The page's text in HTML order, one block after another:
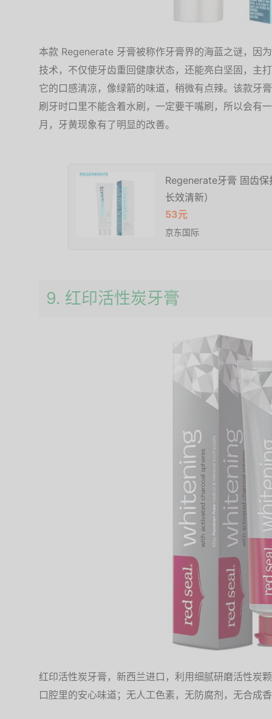
本款 Regenerate 牙膏被称作牙膏界的海蓝之谜，因
技术，不仅使牙齿重回健康状态，还能亮白坚固，主
它的口感清凉，像绿箭的味道，稍微有点辣。该款牙
刷牙时口里不能含着水刷，一定要干嘴刷，所以会有
月，牙黄现象有了明显的改善。
Regenerate牙膏 固齿
长效清新）
53元
京东国际
9. 红印活性炭牙膏
红印活性炭牙膏，新西兰进口，利用细腻研磨活性炭
口腔里的安心味道；无人工色素，无防腐剂，无合成